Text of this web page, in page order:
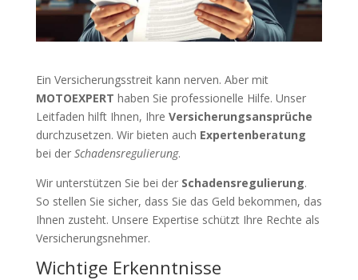
Ein Versicherungsstreit kann nerven. Aber mit
MOTOEXPERT haben Sie professionelle Hilfe. Unser
Leitfaden hilft Ihnen, Ihre Versicherungsansprüche
durchzusetzen. Wir bieten auch Expertenberatung
bei der Schadensregulierung.
Wir unterstützen Sie bei der Schadensregulierung.
So stellen Sie sicher, dass Sie das Geld bekommen, das
Ihnen zusteht. Unsere Expertise schützt Ihre Rechte als
Versicherungsnehmer.
Wichtige Erkenntnisse